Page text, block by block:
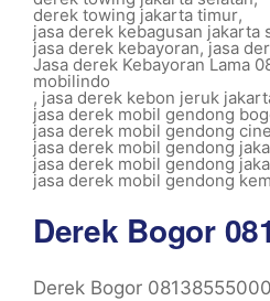
derek towing jakarta timur,
jasa derek kebagusan jakarta
jasa derek kebayoran,jasa
Jasa derek Kebayoran Lama
mobilindo
, jasa derek kebon jeruk
jasa derek mobil gendong
jasa derek mobil gendong
jasa derek mobil gendong
jasa derek mobil gendong
jasa derek mobil gendong
Derek Bogor
Derek Bogor